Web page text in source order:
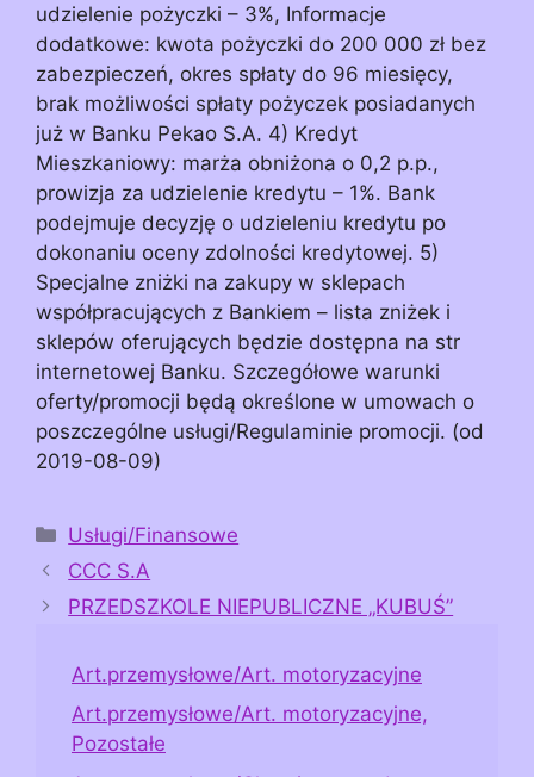
udzielenie pożyczki – 3%, Informacje
dodatkowe: kwota pożyczki do 200 000 zł bez
zabezpieczeń, okres spłaty do 96 miesięcy,
brak możliwości spłaty pożyczek posiadanych
już w Banku Pekao S.A. 4) Kredyt
Mieszkaniowy: marża obniżona o 0,2 p.p.,
prowizja za udzielenie kredytu – 1%. Bank
podejmuje decyzję o udzieleniu kredytu po
dokonaniu oceny zdolności kredytowej. 5)
Specjalne zniżki na zakupy w sklepach
współpracujących z Bankiem – lista zniżek i
sklepów oferujących będzie dostępna na str
internetowej Banku. Szczegółowe warunki
oferty/promocji będą określone w umowach o
poszczególne usługi/Regulaminie promocji. (od
2019-08-09)
Kategorie
Usługi/Finansowe
CCC S.A
PRZEDSZKOLE NIEPUBLICZNE „KUBUŚ”
Art.przemysłowe/Art. motoryzacyjne
Art.przemysłowe/Art. motoryzacyjne,
Pozostałe